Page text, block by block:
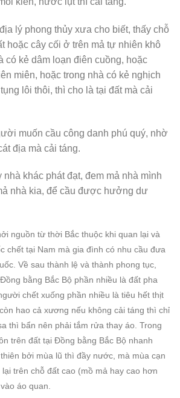
lý phong thủy xưa cho biết, thấy chỗ
hoặc cây cối ở trên mả tự nhiên khô
có kẻ dâm loạn điên cuồng, hoặc
miên, hoặc trong nhà có kẻ nghịch
lôi thôi, thì cho là tại đất mà cải
muốn cầu công danh phú quý, nhờ
địa mà cải táng.
khác phát đạt, đem mả nhà mình
nhà kia, để cầu được hưởng dư
nguồn từ thời Bắc thuộc khi quan lại và
chết tại Nam mà gia đình có nhu cầu đưa
Về sau thành lệ và thành phong tục,
bằng Bắc Bộ phần nhiều là đất pha
chết xuống phần nhiều là tiêu hết thịt
hao cả xương nếu không cải táng thì chỉ
thì bẩn nên phải tắm rửa thay áo. Trong
trên đất tại Đồng bằng Bắc Bộ nhanh
bởi mùa lũ thì đầy nước, mà mùa cạn
trên chỗ đất cao (mồ mả hay cao hơn
áo quan.